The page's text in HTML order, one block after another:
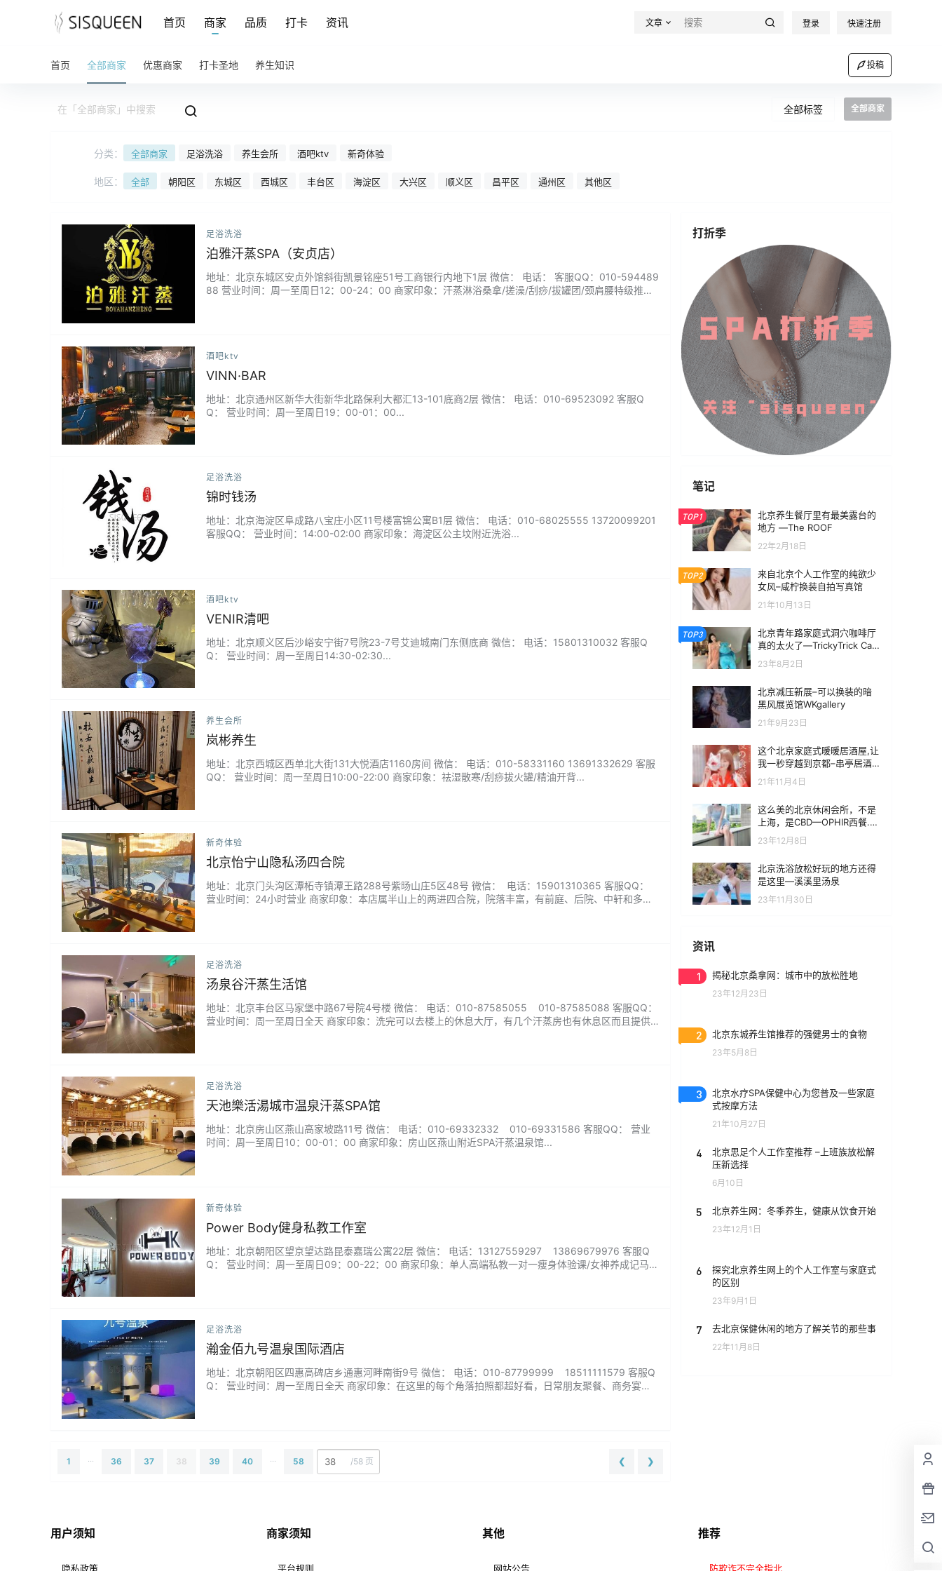
首页 商家 品质 打卡 资讯 文章 登录 快速注册
首页 全部商家 优惠商家 打卡圣地 养生知识 投稿
全部标签 全部商家
分类： 全部商家 足浴洗浴 养生会所 酒吧ktv 新奇体验
地区： 全部 朝阳区 东城区 西城区 丰台区 海淀区 大兴区 顺义区 昌平区 通州区 其他区
足浴洗浴
泊雅汗蒸SPA（安贞店）
地址：北京东城区安贞外馆斜街凯景铭座51号工商银行内地下1层 微信： 电话： 客服QQ：010-594489
88 营业时间：周一至周日12：00-24：00 商家印象：汗蒸淋浴桑拿/搓澡/刮痧/拔罐团/颈肩腰特级推
酒吧ktv
VINN·BAR
地址：北京通州区新华大街新华北路保利大都汇13-101底商2层 微信： 电话：010-69523092 客服Q
Q： 营业时间：周一至周日19：00-01：00...
足浴洗浴
锦时钱汤
地址：北京海淀区阜成路八宝庄小区11号楼富锦公寓B1层 微信： 电话：010-68025555 13720099201
客服QQ： 营业时间：14:00-02:00 商家印象：海淀区公主坟附近洗浴...
酒吧ktv
VENIR清吧
地址：北京顺义区后沙峪安宁街7号院23-7号艾迪城南门东侧底商 微信： 电话：15801310032 客服Q
Q： 营业时间：周一至周日14:30-02:30...
养生会所
岚彬养生
地址：北京西城区西单北大街131大悦酒店1160房间 微信： 电话：010-58331160 13691332629 客服
QQ： 营业时间：周一至周日10:00-22:00 商家印象：祛湿散寒/刮痧拔火罐/精油开背...
新奇体验
北京怡宁山隐私汤四合院
地址：北京门头沟区潭柘寺镇潭王路288号紫旸山庄5区48号 微信： 电话：15901310365 客服QQ：
营业时间：24小时营业 商家印象：本店属半山上的两进四合院，院落丰富，有前庭、后院、中轩和多个
足浴洗浴
汤泉谷汗蒸生活馆
地址：北京丰台区马家堡中路67号院4号楼 微信： 电话：010-87585055 010-87585088 客服QQ：
营业时间：周一至周日全天 商家印象：洗完可以去楼上的休息大厅，有几个汗蒸房也有休息区而且提供
足浴洗浴
天池樂活湯城市温泉汗蒸SPA馆
地址：北京房山区燕山高家坡路11号 微信： 电话：010-69332332 010-69331586 客服QQ： 营业
时间：周一至周日10：00-01：00 商家印象：房山区燕山附近SPA汗蒸温泉馆...
新奇体验
Power Body健身私教工作室
地址：北京朝阳区望京望达路昆泰嘉瑞公寓22层 微信： 电话：13127559297 13869679976 客服Q
Q： 营业时间：周一至周日09：00-22：00 商家印象：单人高端私教一对一瘦身体验课/女神养成记马甲
足浴洗浴
瀚金佰九号温泉国际酒店
地址：北京朝阳区四惠高碑店乡通惠河畔南街9号 微信： 电话：010-87799999 18511111579 客服Q
Q： 营业时间：周一至周日全天 商家印象：在这里的每个角落拍照都超好看，日常朋友聚餐、商务宴
1 36 37 38 39 40 58 /58 页 ❮ ❯
打折季
笔记
TOP1
北京养生餐厅里有最美露台的
地方 —The ROOF
22年2月18日
TOP2
来自北京个人工作室的纯欲少
女风–咸柠换装自拍写真馆
21年10月13日
TOP3
北京青年路家庭式洞穴咖啡厅
真的太火了—TrickyTrick Caf
e.Bar
23年8月2日
北京减压新展–可以换装的暗
黑风展览馆WKgallery
21年9月23日
这个北京家庭式暖暖居酒屋,让
我一秒穿越到京都–串亭居酒
屋(永泰庄店)
21年11月4日
这么美的北京休闲会所，不是
上海，是CBD—OPHIR西餐.酒
23年12月8日
北京洗浴放松好玩的地方还得
是这里—溪溪里汤泉
23年11月30日
资讯
1 揭秘北京桑拿网：城市中的放松胜地
23年12月23日
2 北京东城养生馆推荐的强健男士的食物
23年5月8日
3
北京水疗SPA保健中心为您普及一些家庭
式按摩方法
21年10月27日
4
北京思足个人工作室推荐 –上班族放松解
压新选择
6月10日
5 北京养生网：冬季养生，健康从饮食开始
23年12月1日
6
探究北京养生网上的个人工作室与家庭式
的区别
23年9月1日
7 去北京保健休闲的地方了解关节的那些事
22年11月8日
用户须知
隐私政策
商家须知
平台规则
其他
网站公告
推荐
防欺诈不完全指北